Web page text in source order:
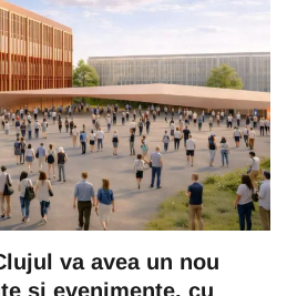
va avea un nou
și evenimente, cu